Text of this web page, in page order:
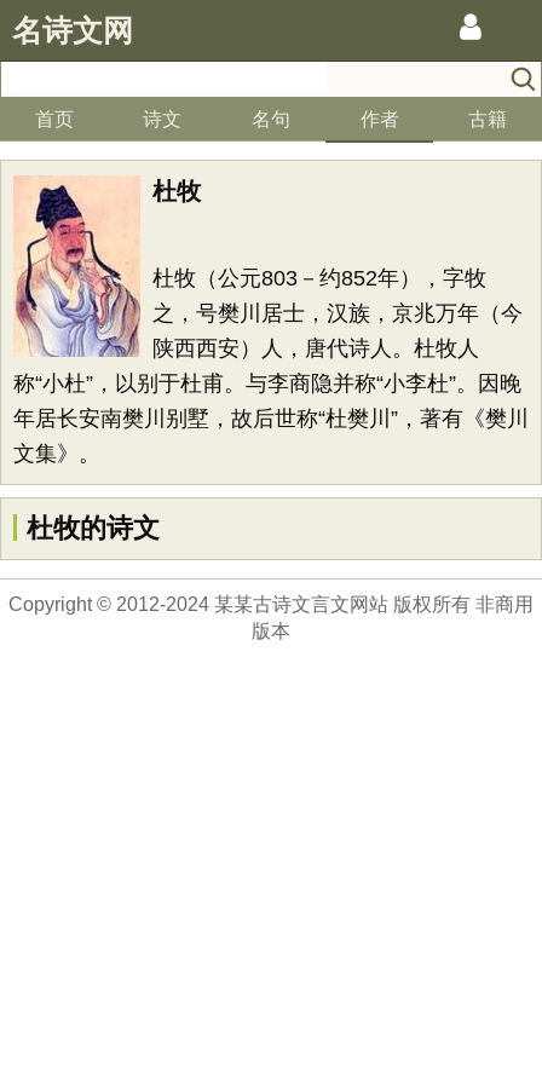
名诗文网
首页 诗文 名句 作者 古籍
杜牧
杜牧（公元803－约852年），字牧
之，号樊川居士，汉族，京兆万年（今
陕西西安）人，唐代诗人。杜牧人
称“小杜”，以别于杜甫。与李商隐并称“小李杜”。因晚
年居长安南樊川别墅，故后世称“杜樊川”，著有《樊川
文集》。
杜牧的诗文
Copyright © 2012-2024 某某古诗文言文网站 版权所有 非商用
版本